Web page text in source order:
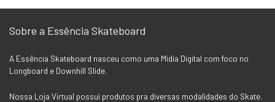
Sobre a Essência Skateboard
A Essência Skateboard nasceu como uma Mídia Digital com foco no
Longboard e Downhill Slide.
Nossa Loja Virtual possui produtos pra diversas modalidades do Skate.